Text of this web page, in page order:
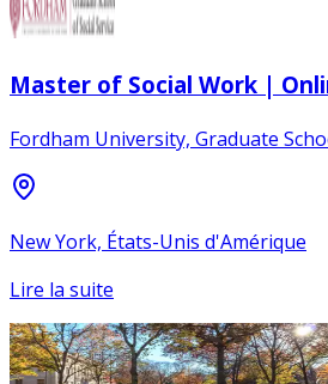
Master of Social Work |
Fordham University, Graduate
New York, États-Unis d'Amérique
Lire la suite